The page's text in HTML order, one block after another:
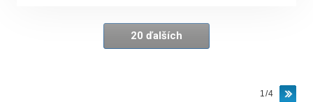
20 ďalších
1/4